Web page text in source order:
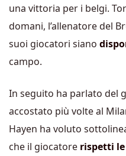
una vittoria per i belgi.
domani, l’allenatore del
suoi giocatori siano
campo.
In seguito ha parlato del
accostato più volte al
Hayen ha voluto
che il giocatore rispetti